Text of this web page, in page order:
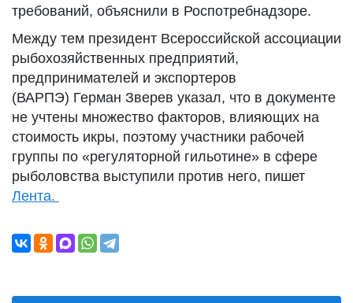
требований, объяснили в Роспотребнадзоре.
Между тем президент Всероссийской ассоциации
рыбохозяйственных предприятий,
предпринимателей и экспортеров
(ВАРПЭ) Герман Зверев указал, что в документе
не учтены множество факторов, влияющих на
стоимость икры, поэтому участники рабочей
группы по «регуляторной гильотине» в сфере
рыболовства выступили против него, пишет
Лента.